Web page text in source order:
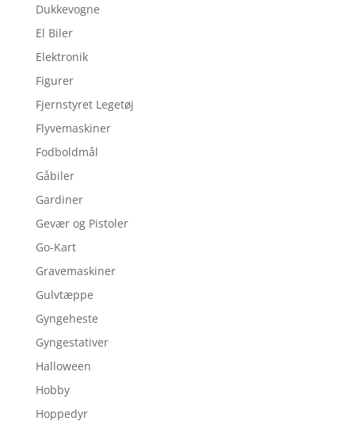
Dukkevogne
El Biler
Elektronik
Figurer
Fjernstyret Legetøj
Flyvemaskiner
Fodboldmål
Gåbiler
Gardiner
Gevær og Pistoler
Go-Kart
Gravemaskiner
Gulvtæppe
Gyngeheste
Gyngestativer
Halloween
Hobby
Hoppedyr